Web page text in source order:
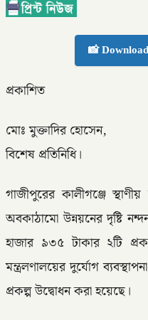
📸
প্রকাশিত
মোঃ মুক্তাদির হোসেন,
বিশেষ প্রতিনিধি।
গাজীপুরের কালীগঞ্জে
অবকাঠামো উন্নয়নের দৃষ্টি
হাজার ৯৩৫ টাকার ২টি
মন্ত্রলণালয়ের দুর্যোগ
প্রকল্প উদ্বোধন করা হয়েছে।